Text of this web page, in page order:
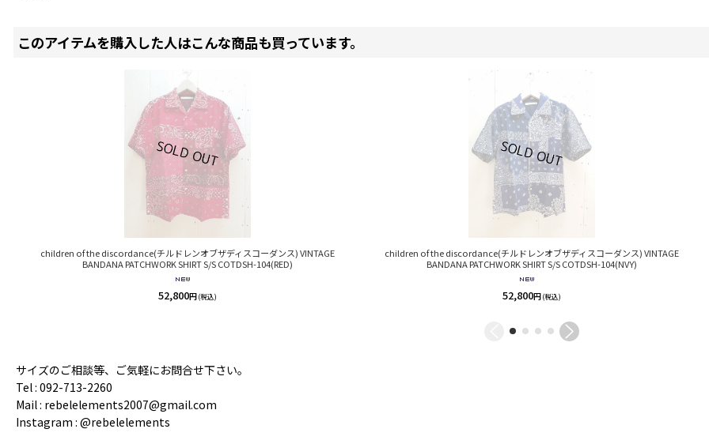
このアイテムを購入した人はこんな商品も買っています。
children of the discordance(チルドレンオブザディスコーダンス) VINTAGE
BANDANA PATCHWORK SHIRT S/S COTDSH-104(RED)
52,800円(税込)
children of the discordance(チルドレンオブザディスコーダンス) VINTAGE
BANDANA PATCHWORK SHIRT S/S COTDSH-104(NVY)
52,800円(税込)
サイズのご相談等、ご気軽にお問合せ下さい。
Tel : 092-713-2260
Mail : rebelelements2007@gmail.com
Instagram : @rebelelements